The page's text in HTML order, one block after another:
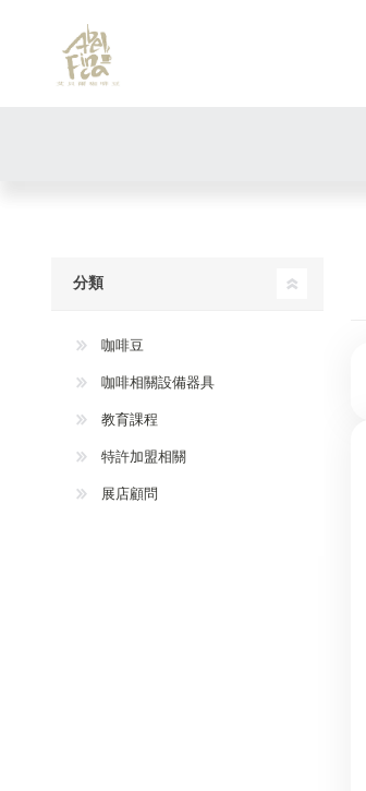
分類
咖啡豆
咖啡相關設備器具
教育課程
特許加盟相關
展店顧問